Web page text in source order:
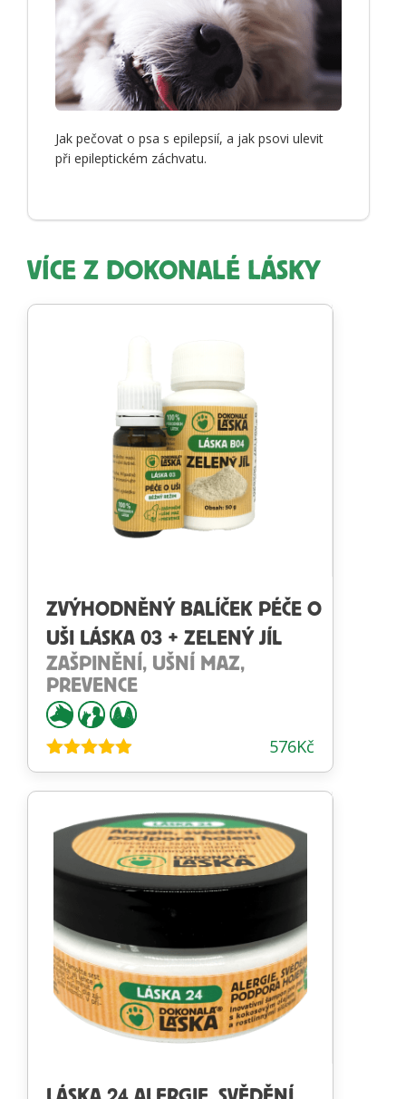
Jak pečovat o psa s epilepsií, a jak psovi ulevit
při epileptickém záchvatu.
VÍCE Z DOKONALÉ LÁSKY
ZVÝHODNĚNÝ BALÍČEK PÉČE O
UŠI LÁSKA 03 + ZELENÝ JÍL
ZAŠPINĚNÍ, UŠNÍ MAZ,
PREVENCE
Hodnocení
576Kč